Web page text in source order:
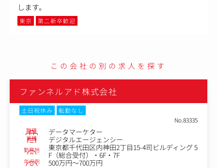
します。
東京 第二新卒歓迎
この会社の別の求人を探す
ファンネルアド株式会社
土日祝休み
転勤なし
No.83335
職種 データマーケター
業種 デジタルエージェンシー
勤務地
東京都千代田区内神田2丁目15-4司ビルディング 5
F（総合受付）・6F・7F
年収例
500万円～700万円